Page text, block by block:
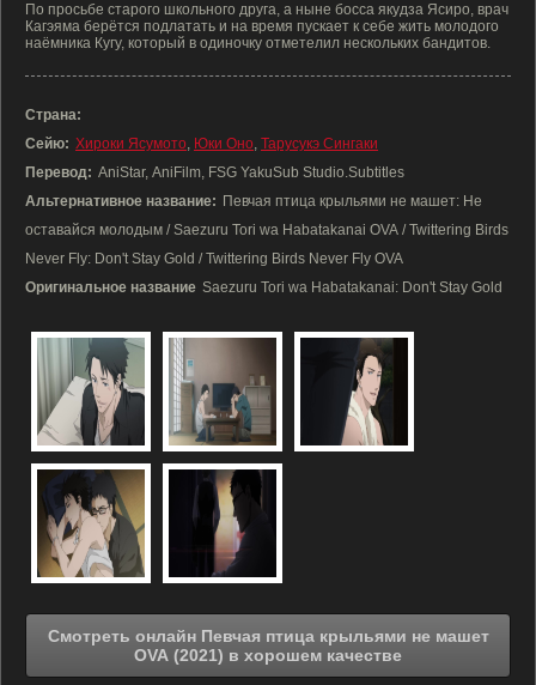
По просьбе старого школьного друга, а ныне босса якудза Ясиро, врач
Кагэяма берётся подлатать и на время пускает к себе жить молодого
наёмника Кугу, который в одиночку отметелил нескольких бандитов.
Страна:
Сейю: Хироки Ясумото, Юки Оно, Тарусукэ Сингаки
Перевод: AniStar, AniFilm, FSG YakuSub Studio.Subtitles
Альтернативное название: Певчая птица крыльями не машет: Не
оставайся молодым / Saezuru Tori wa Habatakanai OVA / Twittering Birds
Never Fly: Don't Stay Gold / Twittering Birds Never Fly OVA
Оригинальное название Saezuru Tori wa Habatakanai: Don't Stay Gold
Смотреть онлайн Певчая птица крыльями не машет
OVA (2021) в хорошем качестве